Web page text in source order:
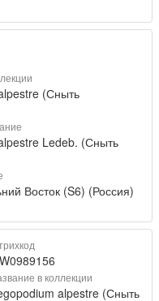
(Сныть
Ledeb. (Сныть
Восток (S6) (Россия)
в коллекции
alpestre (Сныть